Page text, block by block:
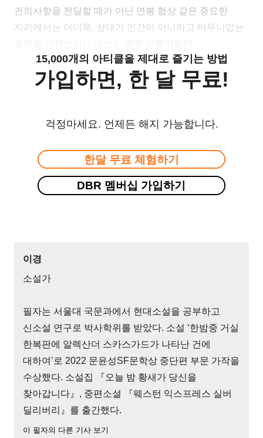
건의사항을 전달할 때가 아닌 연봉 협상 같은 중요한
자리에서는 더더욱. 상대가 인간이 아니라고 터무니없는
15,000개의 아티클을 제대로 즐기는 방법
가입하면, 한 달 무료!
걱정마세요. 언제든 해지 가능합니다.
한달 무료 체험하기
DBR 멤버십 가입하기
이경
소설가
필자는 서울대 국문과에서 현대소설을 공부하고
신소설 연구로 박사학위를 받았다. 소설 ‘한밤중 거실
한복판에 알렉산더 스카스가드가 나타난 건에
대하여’로 2022 문윤성SF문학상 중단편 부문 가작을
수상했다. 소설집 『오늘 밤 황새가 당신을
찾아갑니다』, 중편소설 『웨스턴 익스프레스 실버
딜리버리』를 출간했다.
이 필자의 다른 기사 보기